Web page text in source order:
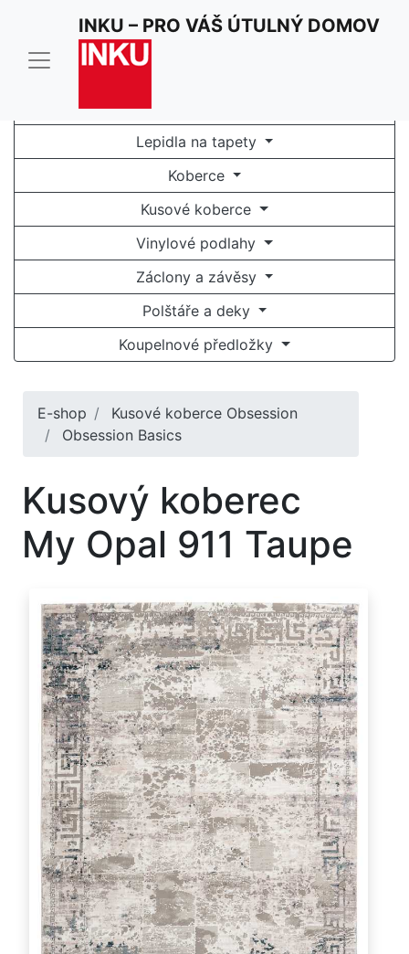
INKU – PRO VÁŠ ÚTULNÝ DOMOV
Lepidla na tapety
Koberce
Kusové koberce
Vinylové podlahy
Záclony a závěsy
Polštáře a deky
Koupelnové předložky
E-shop
Kusové koberce Obsession
Obsession Basics
Kusový koberec
My Opal 911 Taupe